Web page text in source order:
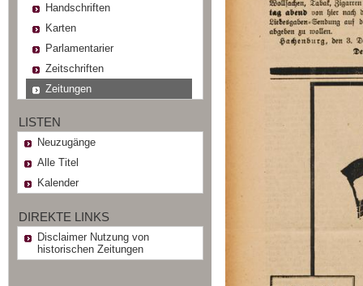
Handschriften
Karten
Parlamentarier
Zeitschriften
Zeitungen
LISTEN
Neuzugänge
Alle Titel
Kalender
DIREKTE LINKS
Disclaimer Nutzung von
historischen Zeitungen